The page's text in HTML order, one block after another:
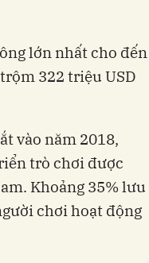
lớn nhất cho đến
322 triệu USD
vào năm 2018,
trò chơi được
Khoảng 35% lưu
chơi hoạt động